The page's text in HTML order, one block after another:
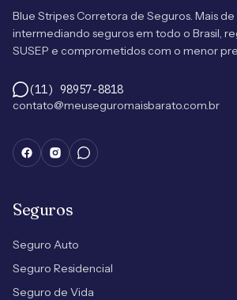
Blue Stripes Corretora de Seguros. Mais
intermediando seguros em todo o Brasil,
SUSEP e comprometidos com o menor
(11) 98957-8818
contato@meuseguromaisbarato.com.br
Seguros
Seguro Auto
Seguro Residencial
Seguro de Vida